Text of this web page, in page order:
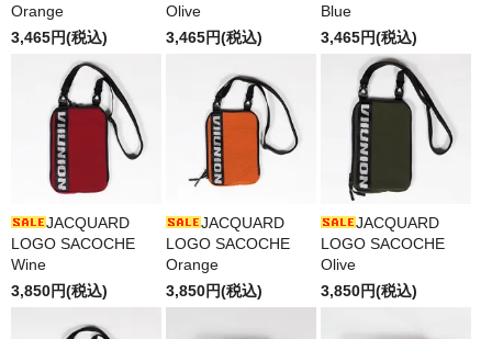
Orange
3,465円(税込)
Olive
3,465円(税込)
Blue
3,465円(税込)
JACQUARD
LOGO SACOCHE
Wine
3,850円(税込)
JACQUARD
LOGO SACOCHE
Orange
3,850円(税込)
JACQUARD
LOGO SACOCHE
Olive
3,850円(税込)